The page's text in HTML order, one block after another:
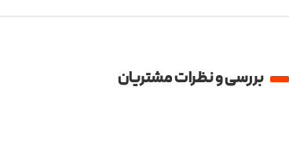
بررسی و نظرات مشتریان